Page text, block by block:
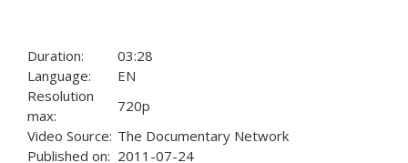
Duration:
03:28
Language:
EN
Resolution
max:
720p
Video Source: The Documentary Network
Published on: 2011-07-24